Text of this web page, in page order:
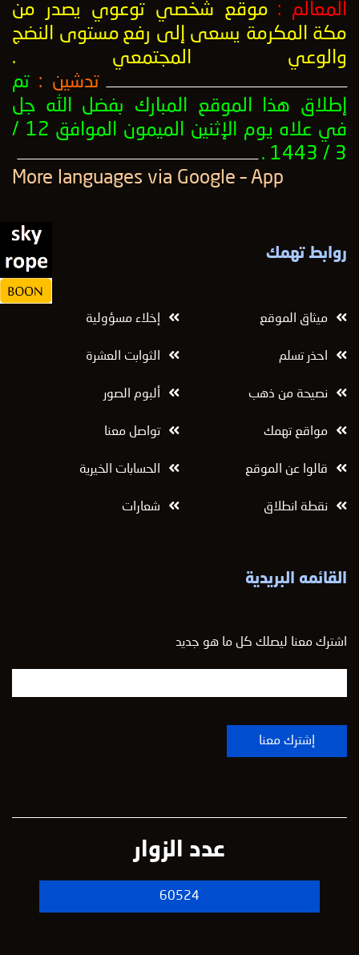
المعالم : موقع شخصي توعوي يصدر من
مكة المكرمة يسعى إلى رفع مستوى النضج
والوعي المجتمعي .
ــــــــــــــــــــــــــــــــــــــــــــــــــــــــــــــــــــــــــــــــــــــــــــــــــــ تدشين : تم
إطلاق هذا الموقع المبارك بفضل الله جل
في علاه يوم الإثنين الميمون الموافق 12 /
3 / 1443 .
ــــــــــــــــــــــــــــــــــــــــــــــــــــــــــــــــــــــــــــــــــــــــــــــــــــ
روابط تهمك
ميثاق الموقع إخلاء مسؤولية
احذر تسلم الثوابت العشرة
نصيحة من ذهب ألبوم الصور
مواقع تهمك تواصل معنا
قالوا عن الموقع الحسابات الخيرية
نقطة انطلاق شعارات
القائمه البريدية
اشترك معنا ليصلك كل ما هو جديد
عدد الزوار
60524